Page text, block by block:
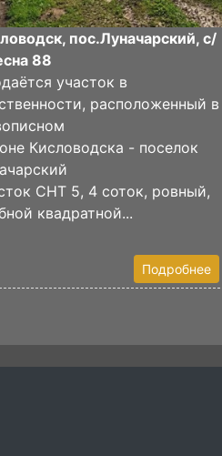
пос.Луначарский, с/
88
участок в
расположенный в
Кисловодска - поселок
СНТ 5, 4 соток, ровный,
квадратной...
Подробнее